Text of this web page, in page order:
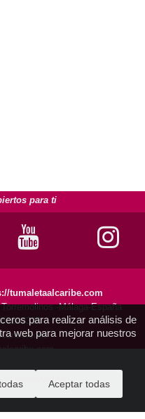
WhatsApp AQUI
para realizar análisis de
web para mejorar nuestros
Aceptar todas
para ti
tumaletaalcaribe.com
-Málaga-España